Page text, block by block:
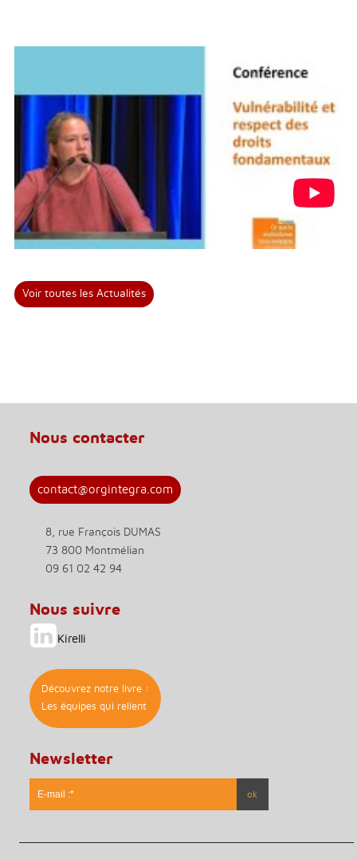
Voir toutes les Actualités
Nous contacter
contact@orgintegra.com
8, rue François DUMAS
73 800 Montmélian
09 61 02 42 94
Nous suivre
Kirelli
Découvrez notre livre :
Les équipes qui relient
Newsletter